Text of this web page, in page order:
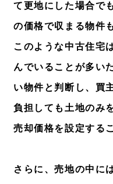
て更地にした場合で
の価格で収まる物件
このような中古住宅
んでいることが多い
い物件と判断し、買
負担しても土地のみ
売却価格を設定する
さらに、売地の中に